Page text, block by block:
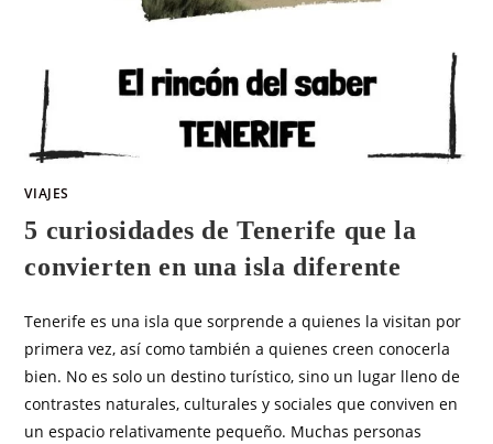
VIAJES
5 curiosidades de Tenerife que la
convierten en una isla diferente
Tenerife es una isla que sorprende a quienes la visitan por
primera vez, así como también a quienes creen conocerla
bien. No es solo un destino turístico, sino un lugar lleno de
contrastes naturales, culturales y sociales que conviven en
un espacio relativamente pequeño. Muchas personas